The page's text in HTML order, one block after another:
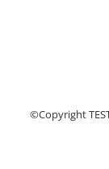
©Copyright